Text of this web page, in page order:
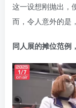
这一设想刚抛出，
而，令人意外的是
同人展的摊位范例